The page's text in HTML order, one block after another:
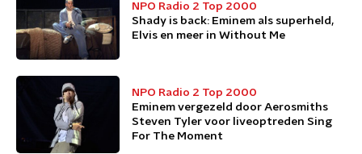
NPO Radio 2 Top 2000
Shady is back: Eminem als superheld,
Elvis en meer in Without Me
NPO Radio 2 Top 2000
Eminem vergezeld door Aerosmiths
Steven Tyler voor liveoptreden Sing
For The Moment